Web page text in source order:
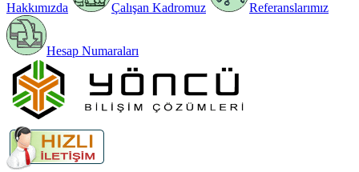
Hakkımızda Çalışan Kadromuz Referanslarımız
Hesap Numaraları